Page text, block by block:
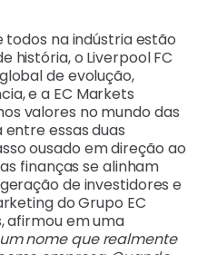
todos na indústria estão
história, o Liverpool FC
de evolução,
e a EC Markets
valores no mundo das
essas duas
ousado em direção ao
finanças se alinham
de investidores e
do Grupo EC
afirmou em uma
nome que realmente